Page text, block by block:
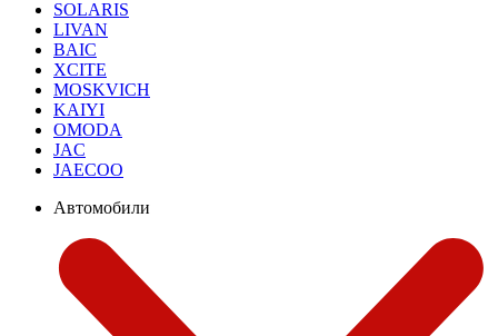
SOLARIS
LIVAN
BAIC
XCITE
MOSKVICH
KAIYI
OMODA
JAC
JAECOO
Автомобили